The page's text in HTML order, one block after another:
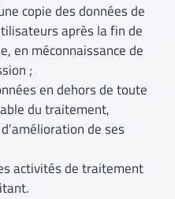
copie des données de
après la fin de
en méconnaissance de
;
en dehors de toute
du traitement,
de ses
activités de traitement